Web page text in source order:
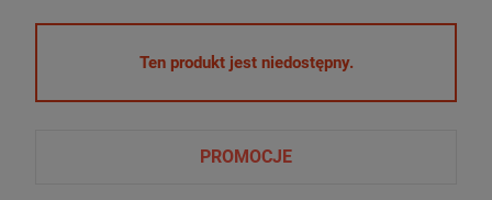
Ten produkt jest niedostępny.
PROMOCJE